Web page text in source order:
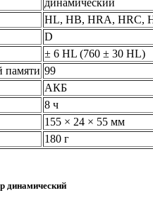
динамический
HL, HB, HRA, HRC,
D
± 6 HL (760 ± 30 HL)
памяти 99
АКБ
8 ч
155 × 24 × 55 мм
180 г
динамический